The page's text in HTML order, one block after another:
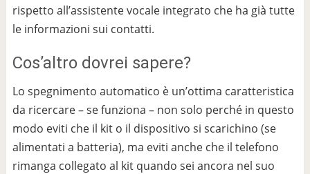
rispetto all’assistente vocale integrato che ha già tutte
le informazioni sui contatti.
Cos’altro dovrei sapere?
Lo spegnimento automatico è un’ottima caratteristica
da ricercare – se funziona – non solo perché in questo
modo eviti che il kit o il dispositivo si scarichino (se
alimentati a batteria), ma eviti anche che il telefono
rimanga collegato al kit quando sei ancora nel suo